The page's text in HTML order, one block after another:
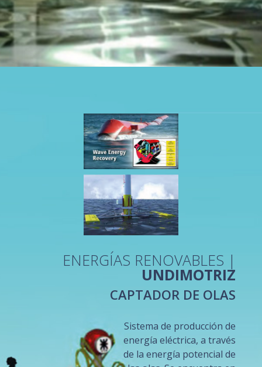
ENERGÍAS RENOVABLES |
UNDIMOTRIZ
CAPTADOR DE OLAS
Sistema de producción de
energía eléctrica, a través
de la energía potencial de